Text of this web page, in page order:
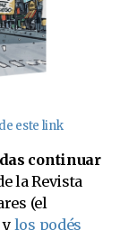
este link
continuar
la Revista
(el
y los podés